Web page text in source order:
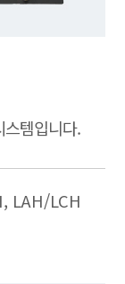
템입니다.
LAH/LCH